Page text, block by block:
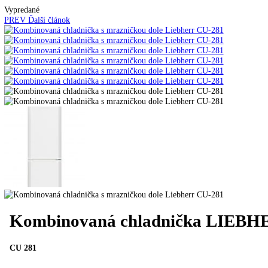
Kávy
Uncategorized
ÚvodVoľne stojace spotrebičeKombinované